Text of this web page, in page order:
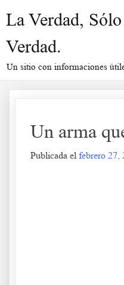
La Verdad,
Verdad.
Un sitio con informaciones
Un arma
Publicada el febrero 27,